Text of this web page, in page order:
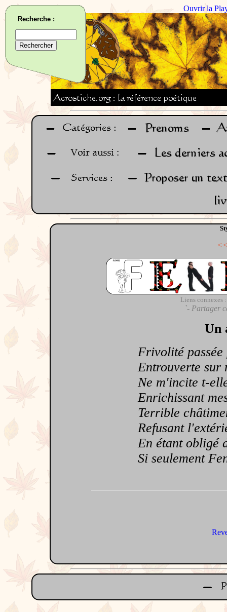
Ouvrir la
Liens connexes :
`- Partager
Un
Frivolité passée
Entrouverte sur
Ne m'incite t-
Enrichissant
Terrible
Refusant
En étant obligé
Si seulement
Recherche :